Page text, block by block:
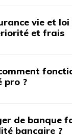
vie et loi
et frais
pro ?
de banque
bancaire ?